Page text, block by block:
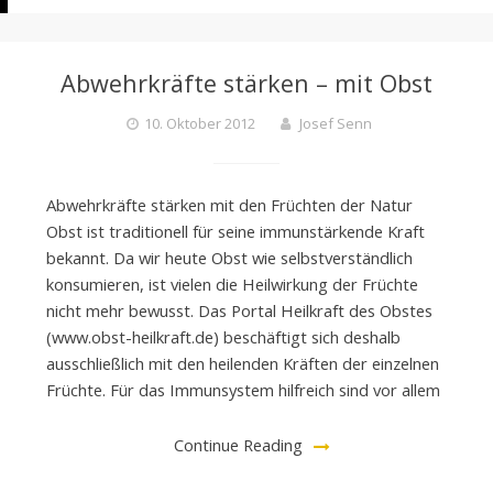
Abwehrkräfte stärken – mit Obst
10. Oktober 2012 Josef Senn
Abwehrkräfte stärken mit den Früchten der Natur
Obst ist traditionell für seine immunstärkende Kraft
bekannt. Da wir heute Obst wie selbstverständlich
konsumieren, ist vielen die Heilwirkung der Früchte
nicht mehr bewusst. Das Portal Heilkraft des Obstes
(www.obst-heilkraft.de) beschäftigt sich deshalb
ausschließlich mit den heilenden Kräften der einzelnen
Früchte. Für das Immunsystem hilfreich sind vor allem
Continue Reading